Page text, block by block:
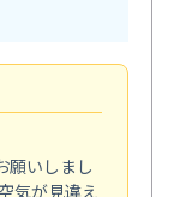
願いしまし
気が見違え